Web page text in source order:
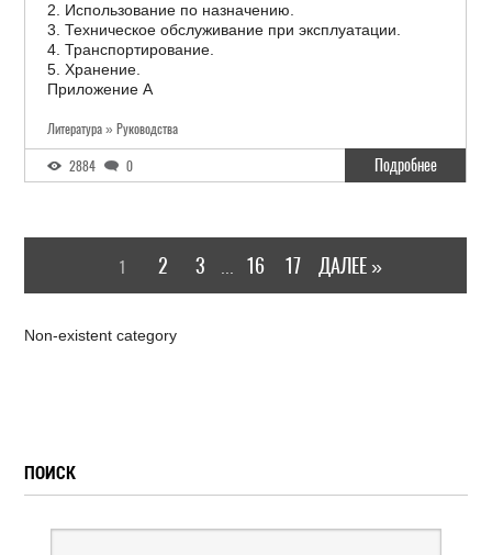
2. Использование по назначению.
3. Техническое обслуживание при эксплуатации.
4. Транспортирование.
5. Хранение.
Приложение А
Литература » Руководства
2884 0 Подробнее
1 2 3 16 17 ДАЛЕЕ »
Non-existent category
ПОИСК